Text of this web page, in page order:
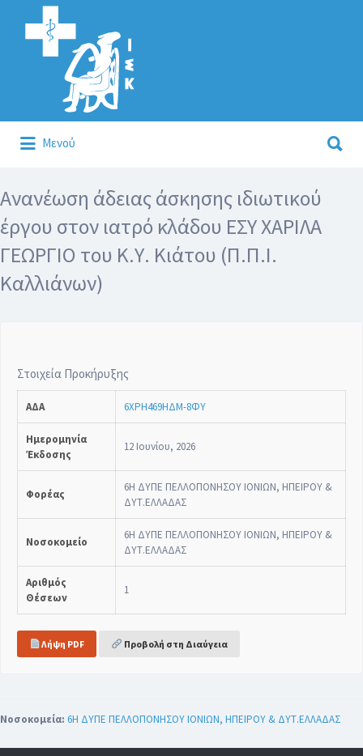
Αναζήτηση
για:
Μενού
για:
Ανανέωση άδειας άσκησης ιδιωτικού
έργου στον ιατρό κλάδου ΕΣΥ ΧΑΡΙΛΑ
ΓΕΩΡΓΙΟ του Κ.Υ. Κιάτου (Π.Π.Ι.
Καλλιάνων)
Στοιχεία Προκήρυξης
ΑΔΑ 6ΧΡΗ469ΗΔΜ-8ΦΥ
Ημερομηνία
Έκδοσης
12 Ιουνίου, 2026
Φορέας
6Η ΔΥΠΕ ΠΕΛΛΟΠΟΝΗΣΟΥ ΙΟΝΙΩΝ, ΗΠΕΙΡΟΥ &
ΔΥΤ.ΕΛΛΑΔΑΣ
Νοσοκομείο
6Η ΔΥΠΕ ΠΕΛΛΟΠΟΝΗΣΟΥ ΙΟΝΙΩΝ, ΗΠΕΙΡΟΥ &
ΔΥΤ.ΕΛΛΑΔΑΣ
Αριθμός
Θέσεων
1
Λήψη PDF Προβολή στη Διαύγεια
Νοσοκομεία: 6Η ΔΥΠΕ ΠΕΛΛΟΠΟΝΗΣΟΥ ΙΟΝΙΩΝ, ΗΠΕΙΡΟΥ & ΔΥΤ.ΕΛΛΑΔΑΣ